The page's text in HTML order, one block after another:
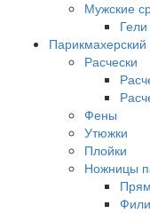
Мужские
Расчески
Фены
Утюжки
Плойки
Ножницы